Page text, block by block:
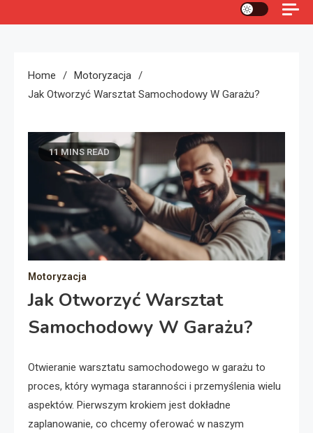
Home
Motoryzacja
Jak Otworzyć Warsztat Samochodowy W Garażu?
11 MINS READ
Motoryzacja
Jak Otworzyć Warsztat
Samochodowy W Garażu?
Otwieranie warsztatu samochodowego w garażu to
proces, który wymaga staranności i przemyślenia wielu
aspektów. Pierwszym krokiem jest dokładne
zaplanowanie, co chcemy oferować w naszym